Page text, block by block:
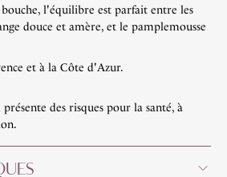
bouche, l'équilibre est parfait entre les
douce et amère, et le pamplemousse
et à la Côte d'Azur.
des risques pour la santé, à